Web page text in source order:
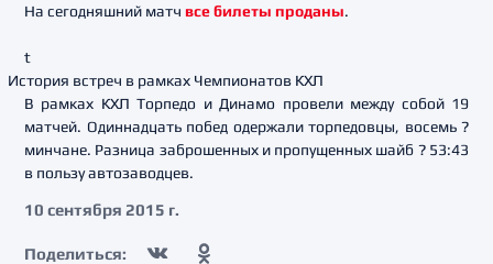
На сегодняшний матч все билеты проданы.
t
История встреч в рамках Чемпионатов КХЛ
В рамках КХЛ Торпедо и Динамо провели между собой 19
матчей. Одиннадцать побед одержали торпедовцы, восемь ?
минчане. Разница заброшенных и пропущенных шайб ? 53:43
в пользу автозаводцев.
10 сентября 2015 г.
Поделиться: